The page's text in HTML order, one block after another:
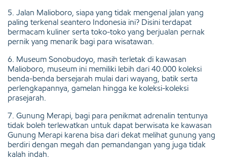
5. Jalan Malioboro, siapa yang tidak mengenal jalan yang
paling terkenal seantero Indonesia ini? Disini terdapat
bermacam kuliner serta toko-toko yang berjualan pernak
pernik yang menarik bagi para wisatawan.
6. Museum Sonobudoyo, masih terletak di kawasan
Malioboro, museum ini memiliki lebih dari 40.000 koleksi
benda-benda bersejarah mulai dari wayang, batik serta
perlengkapannya, gamelan hingga ke koleksi-koleksi
prasejarah.
7. Gunung Merapi, bagi para penikmat adrenalin tentunya
tidak boleh terlewatkan untuk dapat berwisata ke kawasan
Gunung Merapi karena bisa dari dekat melihat gunung yang
berdiri dengan megah dan pemandangan yang juga tidak
kalah indah.